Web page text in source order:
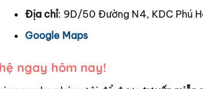
Địa chỉ: 9D/50 Đường N4, KDC Phú
Google Maps
ngay hôm nay!